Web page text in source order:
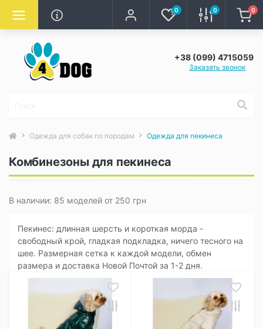
0 0 0
+38 (099) 4715059
Заказать звонок
Одежда для собак по породам Одежда для пекинеса
Комбинезоны для пекинеса
В наличии: 85 моделей от 250 грн
Пекинес: длинная шерсть и короткая морда -
свободный крой, гладкая подкладка, ничего тесного на
шее. Размерная сетка к каждой модели, обмен
размера и доставка Новой Почтой за 1-2 дня.